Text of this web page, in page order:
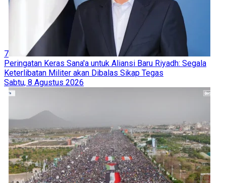
7
Peringatan Keras Sana'a untuk Aliansi Baru Riyadh: Segala
Keterlibatan Militer akan Dibalas Sikap Tegas
Sabtu, 8 Agustus 2026